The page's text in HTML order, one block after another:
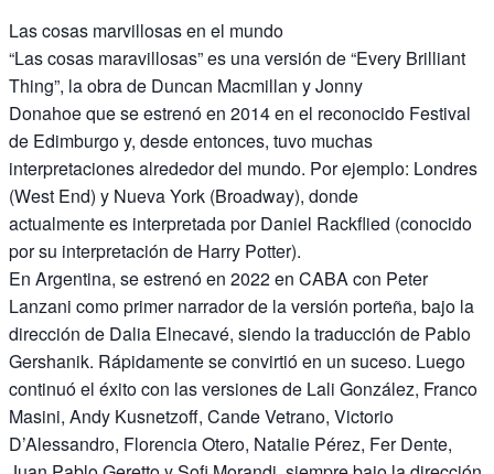
Las cosas marvillosas en el mundo
“Las cosas maravillosas” es una versión de “Every Brilliant
Thing”, la obra de Duncan Macmillan y Jonny
Donahoe que se estrenó en 2014 en el reconocido Festival
de Edimburgo y, desde entonces, tuvo muchas
interpretaciones alrededor del mundo. Por ejemplo: Londres
(West End) y Nueva York (Broadway), donde
actualmente es interpretada por Daniel Rackflied (conocido
por su interpretación de Harry Potter).
En Argentina, se estrenó en 2022 en CABA con Peter
Lanzani como primer narrador de la versión porteña, bajo la
dirección de Dalia Elnecavé, siendo la traducción de Pablo
Gershanik. Rápidamente se convirtió en un suceso. Luego
continuó el éxito con las versiones de Lali González, Franco
Masini, Andy Kusnetzoff, Cande Vetrano, Victorio
D’Alessandro, Florencia Otero, Natalie Pérez, Fer Dente,